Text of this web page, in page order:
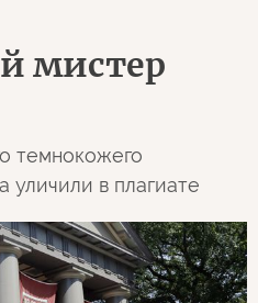
мистер
темнокожего
в плагиате